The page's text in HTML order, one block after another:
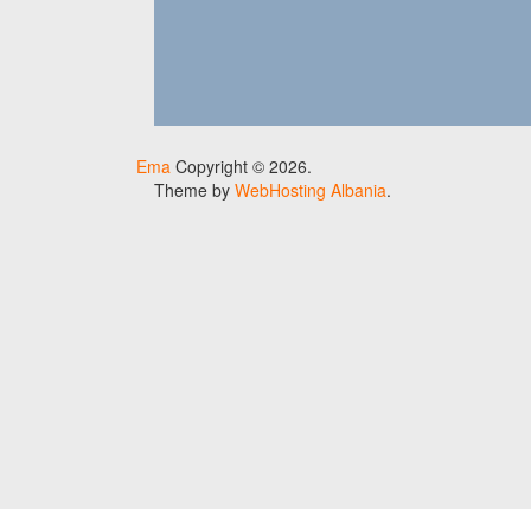
Ema Copyright © 2026.
Theme by WebHosting Albania.